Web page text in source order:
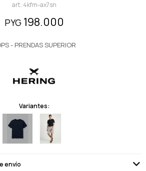
4kfm-ax7sn
PYG 198.000
- PRENDAS SUPERIOR
Variantes:
envío